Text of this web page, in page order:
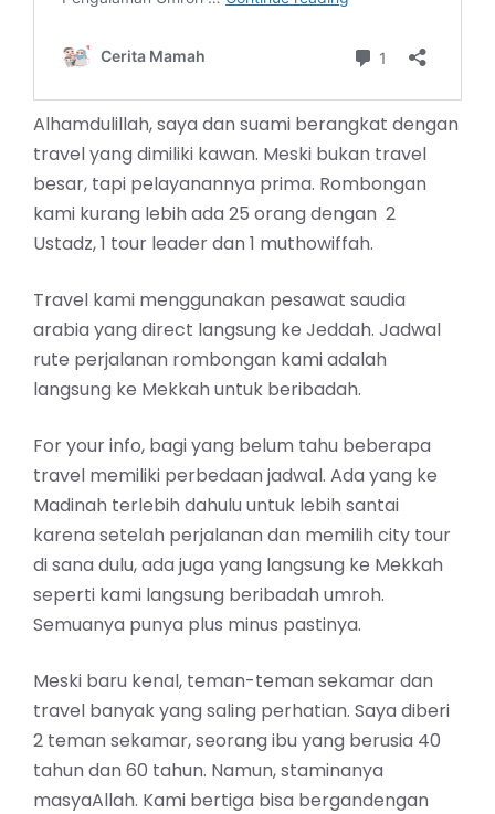
Alhamdulillah, saya dan suami berangkat dengan
travel yang dimiliki kawan. Meski bukan travel
besar, tapi pelayanannya prima. Rombongan
kami kurang lebih ada 25 orang dengan 2
Ustadz, 1 tour leader dan 1 muthowiffah.
Travel kami menggunakan pesawat saudia
arabia yang direct langsung ke Jeddah. Jadwal
rute perjalanan rombongan kami adalah
langsung ke Mekkah untuk beribadah.
For your info, bagi yang belum tahu beberapa
travel memiliki perbedaan jadwal. Ada yang ke
Madinah terlebih dahulu untuk lebih santai
karena setelah perjalanan dan memilih city tour
di sana dulu, ada juga yang langsung ke Mekkah
seperti kami langsung beribadah umroh.
Semuanya punya plus minus pastinya.
Meski baru kenal, teman-teman sekamar dan
travel banyak yang saling perhatian. Saya diberi
2 teman sekamar, seorang ibu yang berusia 40
tahun dan 60 tahun. Namun, staminanya
masyaAllah. Kami bertiga bisa bergandengan